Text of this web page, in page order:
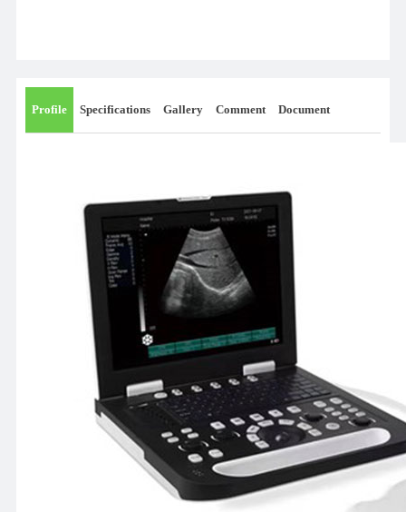
Profile Specifications Gallery Comment Document